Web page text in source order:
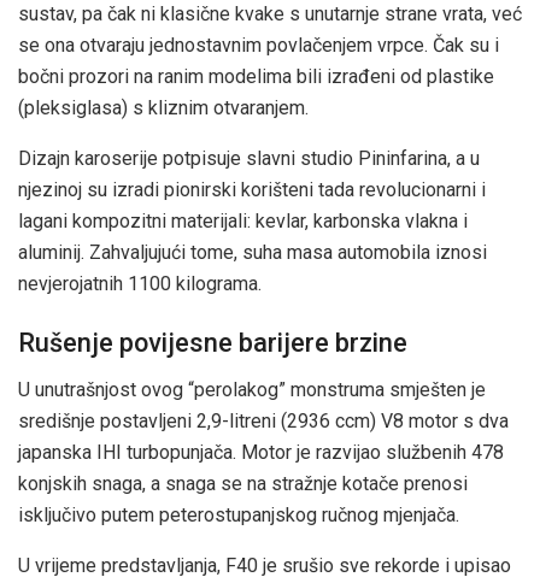
sustav, pa čak ni klasične kvake s unutarnje strane vrata, već
se ona otvaraju jednostavnim povlačenjem vrpce. Čak su i
bočni prozori na ranim modelima bili izrađeni od plastike
(pleksiglasa) s kliznim otvaranjem.
Dizajn karoserije potpisuje slavni studio Pininfarina, a u
njezinoj su izradi pionirski korišteni tada revolucionarni i
lagani kompozitni materijali: kevlar, karbonska vlakna i
aluminij. Zahvaljujući tome, suha masa automobila iznosi
nevjerojatnih 1100 kilograma.
Rušenje povijesne barijere brzine
U unutrašnjost ovog “perolakog” monstruma smješten je
središnje postavljeni 2,9-litreni (2936 ccm) V8 motor s dva
japanska IHI turbopunjača. Motor je razvijao službenih 478
konjskih snaga, a snaga se na stražnje kotače prenosi
isključivo putem peterostupanjskog ručnog mjenjača.
U vrijeme predstavljanja, F40 je srušio sve rekorde i upisao